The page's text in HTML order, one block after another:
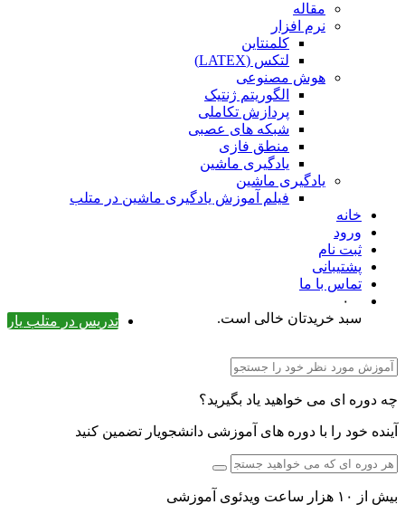
مقاله
نرم افزار
کلمنتاین
لتکس (LATEX)
هوش مصنوعی
الگوریتم ژنتیک
پردازش تکاملی
شبکه های عصبی
منطق فازی
یادگیری ماشین
یادگیری ماشین
فیلم آموزش یادگیری ماشین در متلب
خانه
ورود
ثبت نام
پشتیبانی
تماس با ما
۰
تدریس در متلب یار
سبد خریدتان خالی است.
چه دوره ای می خواهید یاد بگیرید؟
آینده خود را با دوره های آموزشی دانشجویار تضمین کنید
بیش از ۱۰ هزار ساعت ویدئوی آموزشی